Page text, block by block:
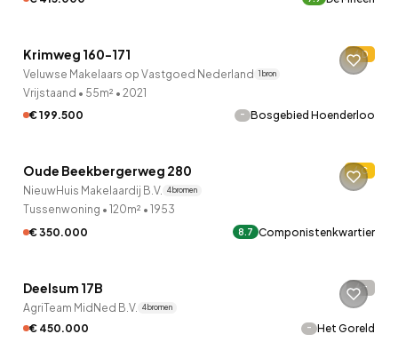
Krimweg 160-171 D
Veluwse Makelaars op Vastgoed Nederland 1 bron
Vrijstaand • 55m² • 2021
€ 199.500
- Bosgebied Hoenderloo
Onder bod
Oude Beekbergerweg 280 C
NieuwHuis Makelaardij B.V. 4 bronnen
Tussenwoning • 120m² • 1953
€ 350.000
8.7 Componistenkwartier
Deelsum 17B -
AgriTeam MidNed B.V. 4 bronnen
€ 450.000 - Het Goreld